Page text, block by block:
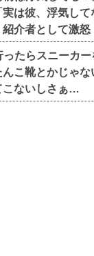
は彼、浮気して
介者として激怒
たらスニーカ
こ靴とかじゃ
こないしさぁ…